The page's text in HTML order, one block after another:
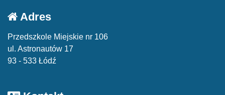
Adres
Przedszkole Miejskie nr 106
ul. Astronautów 17
93 - 533 Łódź